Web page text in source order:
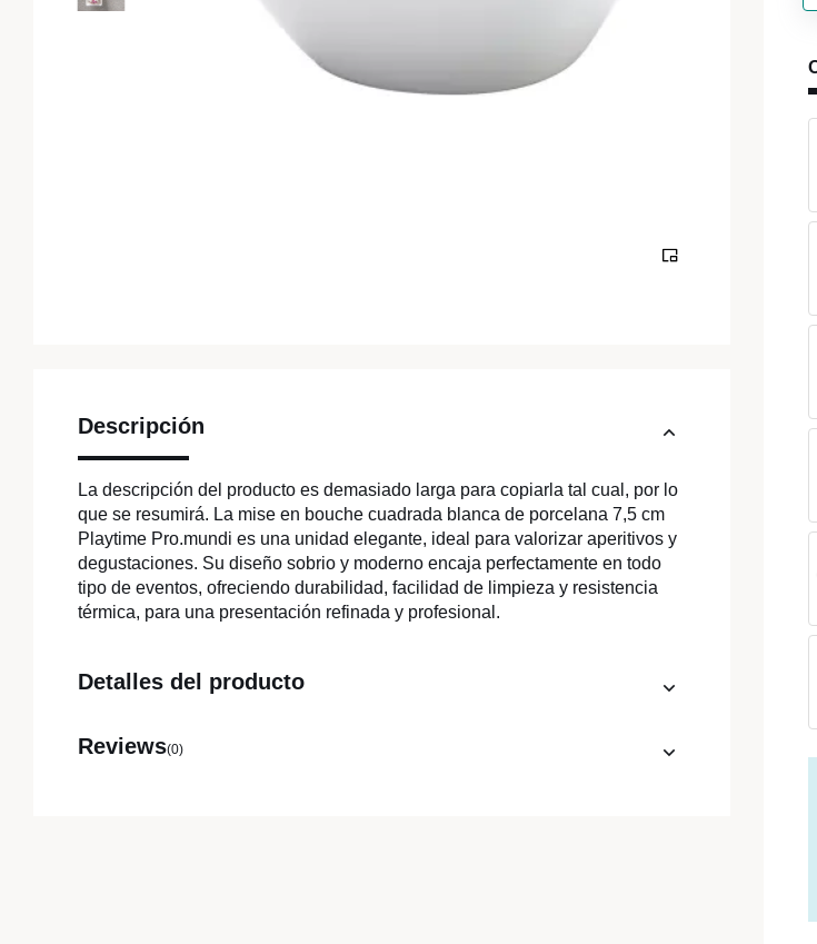
Descripción
La descripción del producto es demasiado larga para copiarla tal cual, por lo
que se resumirá. La mise en bouche cuadrada blanca de porcelana 7,5 cm
Playtime Pro.mundi es una unidad elegante, ideal para valorizar aperitivos y
degustaciones. Su diseño sobrio y moderno encaja perfectamente en todo
tipo de eventos, ofreciendo durabilidad, facilidad de limpieza y resistencia
térmica, para una presentación refinada y profesional.
Detalles del producto
Reviews(0)